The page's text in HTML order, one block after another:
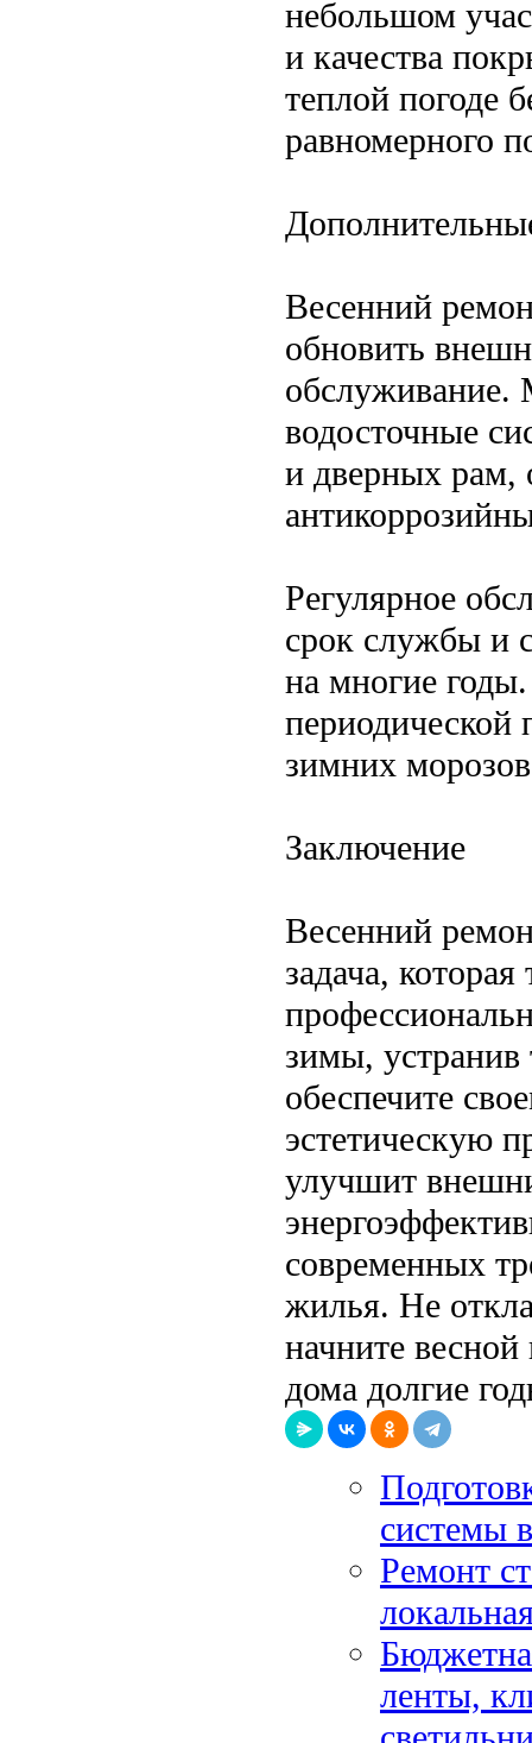
небольшом
и качества
теплой погоде
равномерного
Весенний
обновить
обслуживание.
водосточные
и дверных рам,
Регулярное
срок службы и
на многие
периодической
зимних
Заключение
Весенний
задача,
зимы,
обеспечите
эстетическую
улучшит
современных
жилья. Не
начните
дома долгие
системы
Ремонт
ленты,